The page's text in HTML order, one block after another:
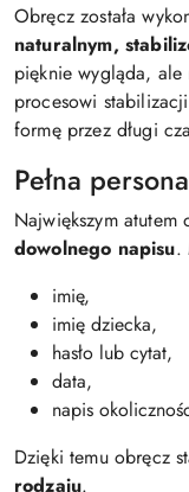
Obręcz została
naturalnym,
pięknie wygląda,
procesowi
formę przez długi
Pełna
Największym atutem
dowolnego napisu.
imię,
imię dziecka,
hasło lub cytat,
data,
napis
Dzięki temu obręcz
rodzaju.